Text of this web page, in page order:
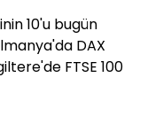
10'u bugün
DAX
FTSE 100